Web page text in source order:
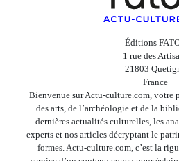
Éditions
1 rue des
21803
France
Bienvenue sur Actu-culture.com, votre
des arts, de l’archéologie et de la
dernières actualités culturelles, les
experts et nos articles décryptant le
formes. Actu-culture.com, c’est la